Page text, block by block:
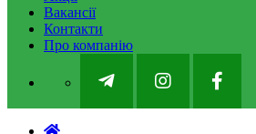
Вакансії
Контакти
Про компанію